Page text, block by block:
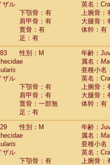
ザル
英名：
下顎骨：有
上腕骨：
肩甲骨：有
大腿骨：
寛骨：有
体幹：有
足：有
性別：M
年齢：
属名：
亜種小名
ザル
英名：
下顎骨：有
上腕骨：
肩甲骨：有
大腿骨：
寛骨：一部無
体幹：有
足：有
性別：M
年齢：
属名：
亜種小名
ザル
英名：
下顎骨：有
上腕骨：